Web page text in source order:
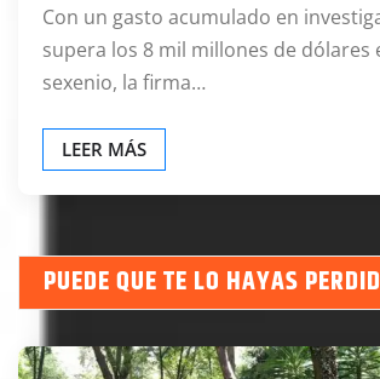
Con un gasto acumulado en
supera los 8 mil millones de dólares
sexenio, la firma…
LEER MÁS
PUEDE QUE TE LO HAYAS